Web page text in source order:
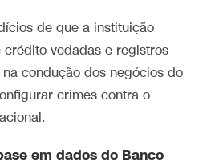
de que a instituição
vedadas e registros
condução dos negócios do
crimes contra o
em dados do Banco